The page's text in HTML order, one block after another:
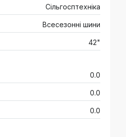
Сільгосптехніка
Всесезонні шини
42"
0.0
0.0
0.0